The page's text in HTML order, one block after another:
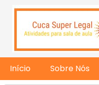
Início Sobre Nós